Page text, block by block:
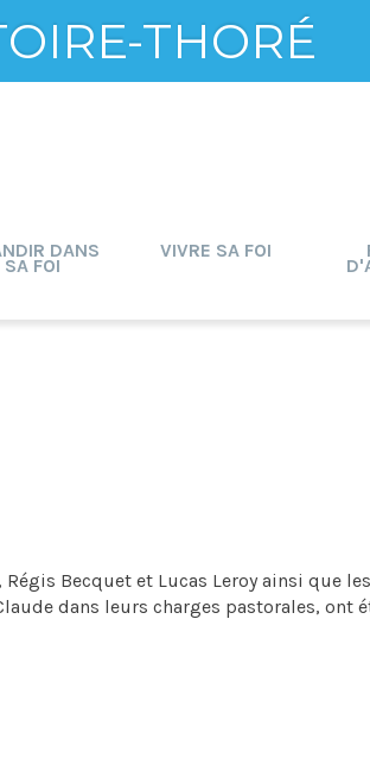
THORÉ
DANS
SA FOI
VIVRE SA FOI
Becquet et Lucas Leroy ainsi que
dans leurs charges pastorales, ont